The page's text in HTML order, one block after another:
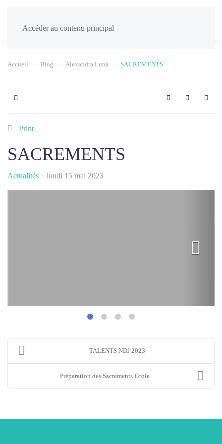
Accéder au contenu principal
Accueil Blog Alexandra Luna SACREMENTS
Home SearchSign In
Print
SACREMENTS
Actualités lundi 15 mai 2023
TALENTS NDJ 2023
Préparation des Sacrements Ecole